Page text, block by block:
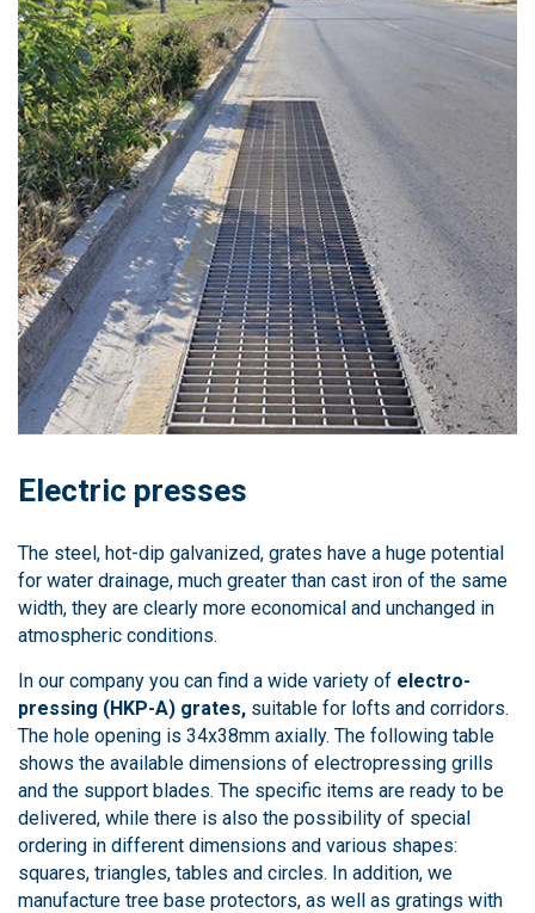
Electric presses
The steel, hot-dip galvanized, grates have a huge potential
for water drainage, much greater than cast iron of the same
width, they are clearly more economical and unchanged in
atmospheric conditions.
In our company you can find a wide variety of electro-
pressing (HKP-A) grates, suitable for lofts and corridors.
The hole opening is 34x38mm axially. The following table
shows the available dimensions of electropressing grills
and the support blades. The specific items are ready to be
delivered, while there is also the possibility of special
ordering in different dimensions and various shapes:
squares, triangles, tables and circles. In addition, we
manufacture tree base protectors, as well as gratings with